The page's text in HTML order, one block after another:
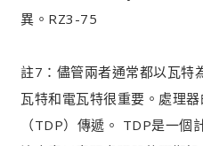
異。RZ3-75
註7：儘管兩者通常都以瓦特
瓦特和電瓦特很重要。處理
（TDP）傳遞。 TDP是一個